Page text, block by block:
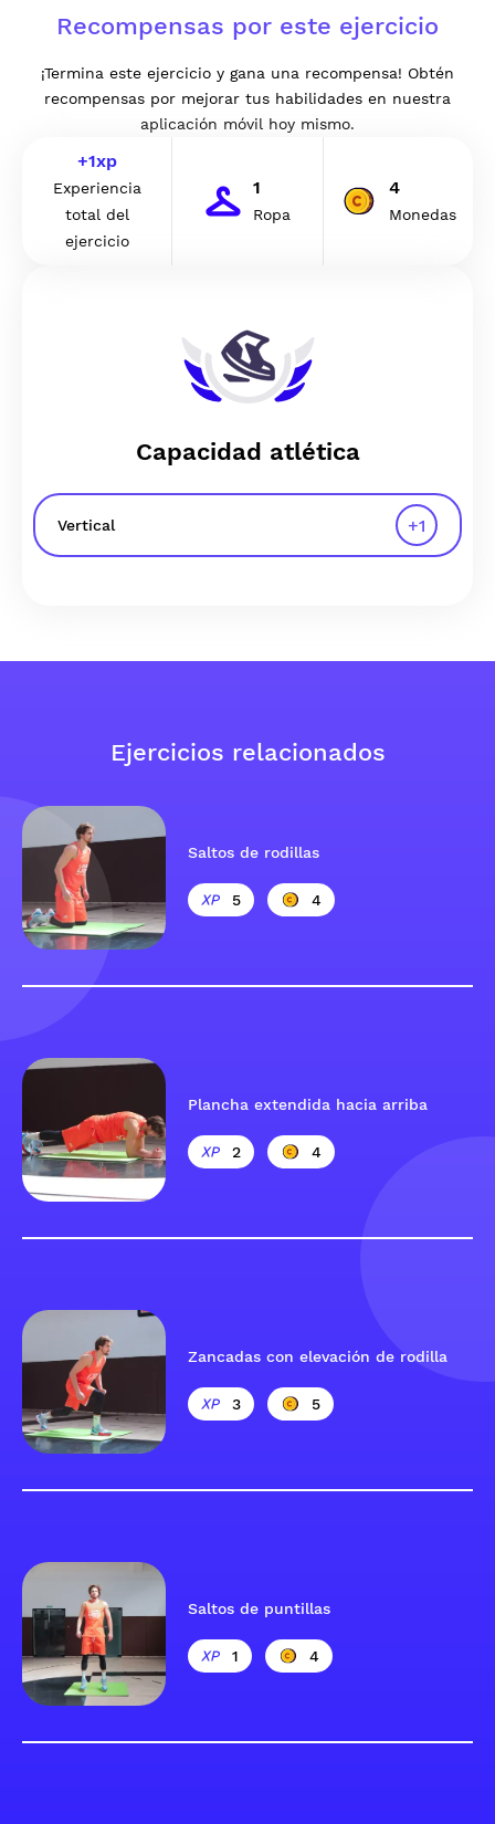
Recompensas por este ejercicio
¡Termina este ejercicio y gana una recompensa! Obtén
recompensas por mejorar tus habilidades en nuestra
aplicación móvil hoy mismo.
+1xp
Experiencia
total del
ejercicio
1
Ropa
4
Monedas
Capacidad atlética
Vertical +1
Ejercicios relacionados
Saltos de rodillas
5 4
Plancha extendida hacia arriba
2 4
Zancadas con elevación de rodilla
3 5
Saltos de puntillas
1 4